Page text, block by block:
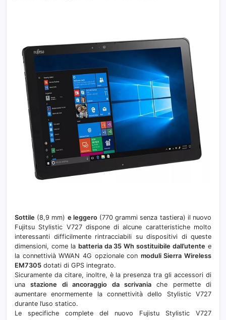
Sottile (8,9 mm) e leggero(770 grammi senza tastiera) il nuovo
Fujitsu Stylistic V727 dispone di alcune caratteristiche molto
interessanti difficilmente rintracciabili su dispositivi di queste
dimensioni, come la batteria da 35 Wh sostituibile dall’utente e
la connettivià WWAN 4G opzionale con moduli Sierra Wireless
EM7305 dotati di GPS integrato.
Sicuramente da citare, inoltre, è la presenza tra gli accessori di
unastazione di ancoraggio da scrivaniache permette di
aumentare enormemente la connettività dello Stylistic V727
durante l’uso statico.
Le specifiche complete del nuovo Fujistu Stylistic V727